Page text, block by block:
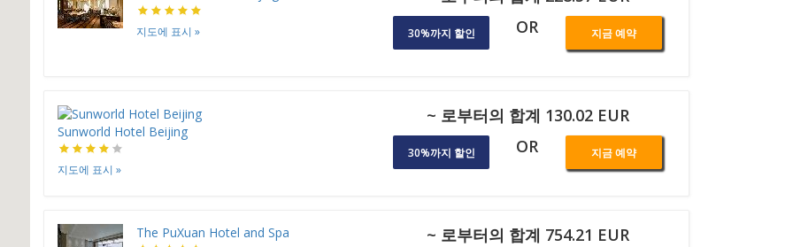
지도에 표시 » 30%까지 할인 OR 지금 예약
Sunworld Hotel Beijing
지도에 표시 »
~ 로부터의 합계 130.02 EUR
30%까지 할인 OR 지금 예약
The PuXuan Hotel and Spa ~ 로부터의 합계 754.21 EUR